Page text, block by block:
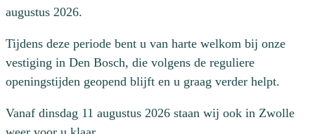
augustus 2026.
Tijdens deze periode bent u van harte welkom bij onze
vestiging in Den Bosch, die volgens de reguliere
openingstijden geopend blijft en u graag verder helpt.
Vanaf dinsdag 11 augustus 2026 staan wij ook in Zwolle